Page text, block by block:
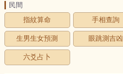
民間
指紋算命
手相查詢
生男生女預測 眼跳測吉凶
六爻占卜